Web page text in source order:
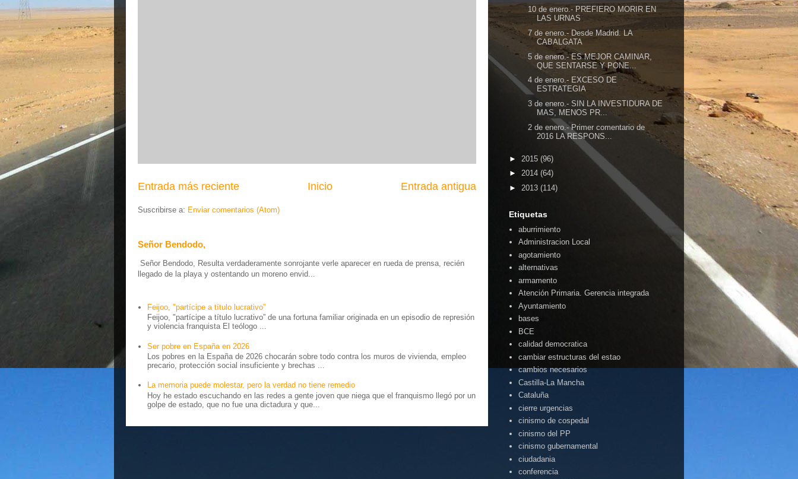
Entrada más reciente Entrada antigua
Inicio
Suscribirse a: Enviar comentarios (Atom)
Señor Bendodo,
Señor Bendodo, Resulta verdaderamente sonrojante verle aparecer en rueda de prensa, recién
llegado de la playa y ostentando un moreno envid...
Feijoo, "partícipe a título lucrativo”
Feijoo, "partícipe a título lucrativo” de una fortuna familiar originada en un episodio de represión
y violencia franquista El teólogo ...
Ser pobre en España en 2026
Los pobres en la España de 2026 chocarán sobre todo contra los muros de vivienda, empleo
precario, protección social insuficiente y brechas ...
La memoria puede molestar, pero la verdad no tiene remedio
Hoy he estado escuchando en las redes a gente joven que niega que el franquismo llegó por un
golpe de estado, que no fue una dictadura y que...
10 de enero.- PREFIERO MORIR EN
LAS URNAS
7 de enero.- Desde Madrid. LA
CABALGATA
5 de enero.- ES MEJOR CAMINAR,
QUE SENTARSE Y PONE...
4 de enero.- EXCESO DE
ESTRATEGIA
3 de enero.- SIN LA INVESTIDURA DE
MAS, MENOS PR...
2 de enero.- Primer comentario de
2016 LA RESPONS...
► 2015 (96)
► 2014 (64)
► 2013 (114)
Etiquetas
aburrimiento
Administracion Local
agotamiento
alternativas
armamento
Atención Primaria. Gerencia integrada
Ayuntamiento
bases
BCE
calidad democratica
cambiar estructuras del estao
cambios necesarios
Castilla-La Mancha
Cataluña
cierre urgencias
cinismo de cospedal
cinismo del PP
cinismo gubernamental
ciudadania
conferencia